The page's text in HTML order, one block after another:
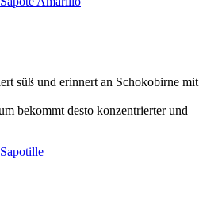
süß und erinnert an Schokobirne mit
bekommt desto konzentrierter und